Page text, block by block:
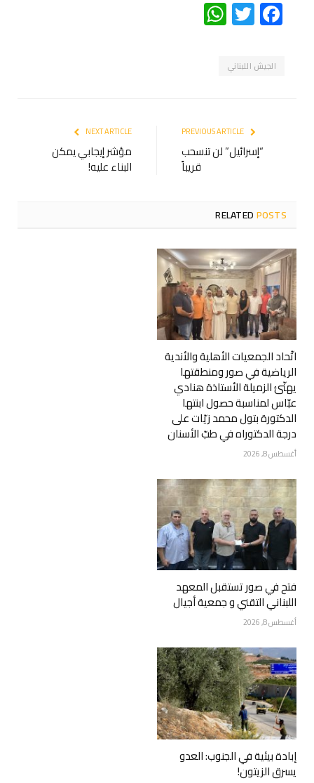
Facebook
Twitter
WhatsApp
الجيش اللبناني
“إسرائيل” لن تنسحب
قريباً
NEXT ARTICLE
مؤشر إيجابي يمكن
البناء عليه!
RELATEDPOSTS
اتّحاد الجمعيات الأهلية والأندية
الرياضية في صور ومنطقتها
يهنّئ الزميلة الأستاذة هنادي
عبّاس لمناسبة حصول ابنتها
الدكتورة بتول محمد زيّات على
درجة الدكتوراه في طبّ الأسنان
أغسطس 8, 2026
فتح في صور تستقبل المعهد
اللبناني التقني و جمعية أجيال
أغسطس 8, 2026
إبادة بيئية في الجنوب: العدو
يسرق الزيتون!